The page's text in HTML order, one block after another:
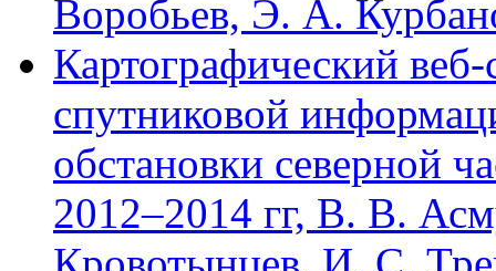
Воробьев, Э. А.
Картографический
спутниковой
обстановки северной
2012–2014 гг, В. В.